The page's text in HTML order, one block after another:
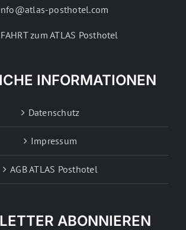
posthotel.com
zum ATLAS Posthotel
INFORMATIONEN
Datenschutz
Impressum
AGB ATLAS Posthotel
ABONNIEREN